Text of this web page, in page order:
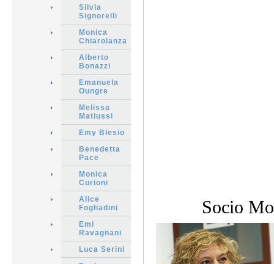
Silvia
Signorelli
Monica
Chiarolanza
Alberto
Bonazzi
Emanuela
Oungre
Melissa
Matiussi
Emy Blesio
Benedetta
Pace
Monica
Curioni
Alice
Fogliadini
Emi
Ravagnani
Luca Serini
Socio